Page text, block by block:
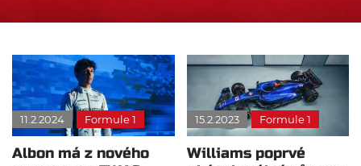
11.2.2024 Formule 1
Albon má z nového
15.2.2023 Formule 1
Williams poprvé